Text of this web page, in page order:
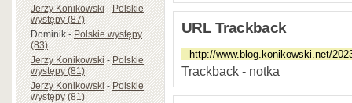
Jerzy Konikowski-Polskie
występy (87)
Dominik-Polskie występy
(83)
Jerzy Konikowski-Polskie
występy (81)
Jerzy Konikowski-Polskie
występy (81)
URL Trackback
Trackback - notka